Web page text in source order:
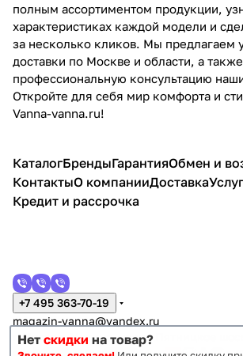
полным ассортиментом продукции,
характеристиках каждой модели и
за несколько кликов. Мы предлагаем
доставки по Москве и области, а также
профессиональную консультацию
Откройте для себя мир комфорта и
Vanna-vanna.ru!
КаталогБрендыГарантияОбмен и
КонтактыО компанииДоставка
Кредит и рассрочка
+7 495 363-70-19
magazin-vanna@yandex.ru
г. Москва, Митино, улица Пятницкое
Нет скидки на товар?